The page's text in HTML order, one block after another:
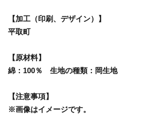
【加工（印刷、デザイン）】
平取町
【原材料】
綿：100％ 生地の種類：岡生地
【注意事項】
※画像はイメージです。